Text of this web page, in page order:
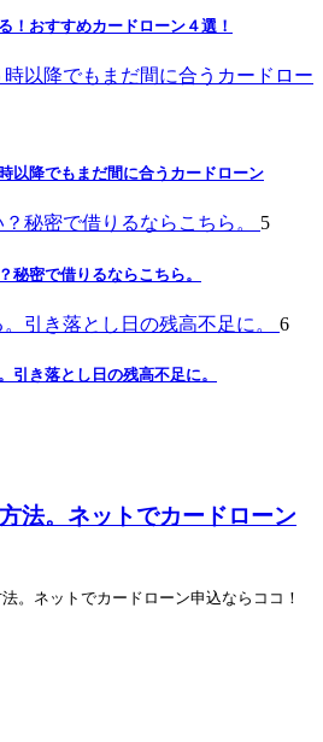
！おすすめカードローン４選！
以降でもまだ間に合うカードローン
5
秘密で借りるならこちら。
6
引き落とし日の残高不足に。
法。ネットでカードローン
。ネットでカードローン申込ならココ！